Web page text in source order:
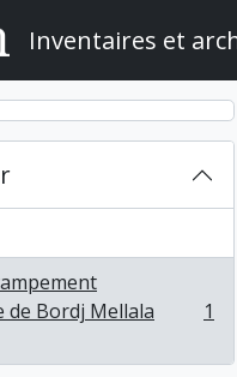
Inventaires et
Bordj Mellala
1